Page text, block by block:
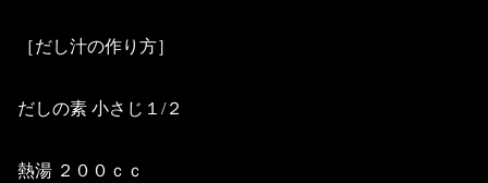
［だし汁の作り方］
だしの素 小さじ１/２
熱湯 ２００ｃｃ